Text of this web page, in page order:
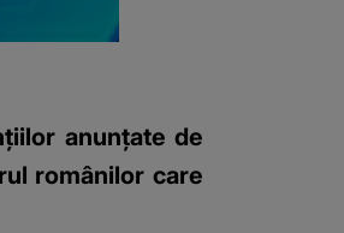
anunțate de
românilor care